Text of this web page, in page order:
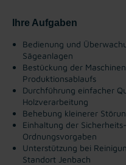
Ihre Aufgaben
Bedienung und
Sägeanlagen
Bestückung der
Produktionsablaufs
Durchführung einfacher
Holzverarbeitung
Behebung kleinerer
Einhaltung der
Ordnungsvorgaben
Unterstützung bei
Standort Jenbach